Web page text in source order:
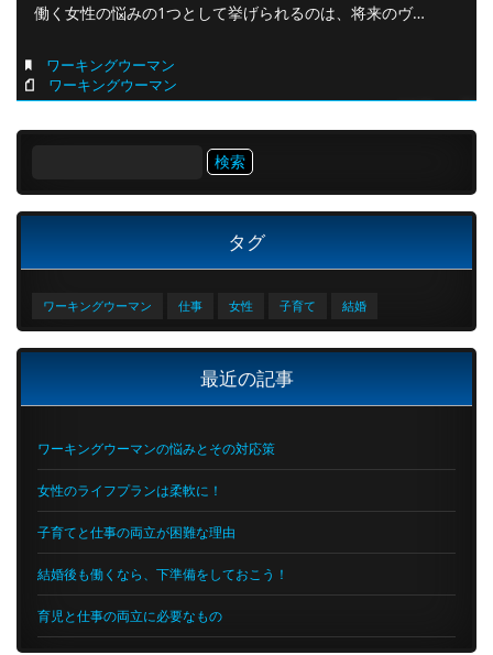
働く女性の悩みの1つとして挙げられるのは、将来のヴ…
ワーキングウーマン
ワーキングウーマン
タグ
ワーキングウーマン 仕事 女性 子育て 結婚
最近の記事
ワーキングウーマンの悩みとその対応策
女性のライフプランは柔軟に！
子育てと仕事の両立が困難な理由
結婚後も働くなら、下準備をしておこう！
育児と仕事の両立に必要なもの